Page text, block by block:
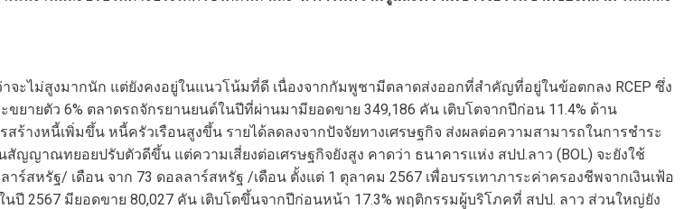
จะไม่สูงมากนัก แต่ยังคงอยู่ในแนวโน้มที่ดี เนื่องจากกัมพูชามีตลาดส่งออกที่สำคัญที่อยู่ในข้อตกลง RCEP ซึ่ง
ายตัว 6% ตลาดรถจักรยานยนต์ในปีที่ผ่านมามียอดขาย 349,186 คัน เติบโตจากปีก่อน 11.4% ด้าน
งหนี้เพิ่มขึ้น หนี้ครัวเรือนสูงขึ้น รายได้ลดลงจากปัจจัยทางเศรษฐกิจ ส่งผลต่อความสามารถในการชำระ
ญญาณทยอยปรับตัวดีขึ้น แต่ความเสี่ยงต่อเศรษฐกิจยังสูง คาดว่า ธนาคารแห่ง สปป.ลาว (BOL) จะยังใช้
สหรัฐ/ เดือน จาก 73 ดอลลาร์สหรัฐ /เดือน ตั้งแต่ 1 ตุลาคม 2567 เพื่อบรรเทาภาระค่าครองชีพจากเงินเฟ้อ
ปี 2567 มียอดขาย 80,027 คัน เติบโตขึ้นจากปีก่อนหน้า 17.3% พฤติกรรมผู้บริโภคที่ สปป. ลาว ส่วนใหญ่ยัง